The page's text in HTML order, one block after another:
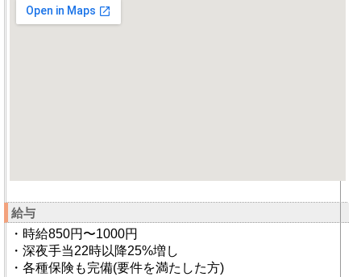
給与
・時給850円〜1000円
・深夜手当22時以降25%増し
・各種保険も完備(要件を満たした方)